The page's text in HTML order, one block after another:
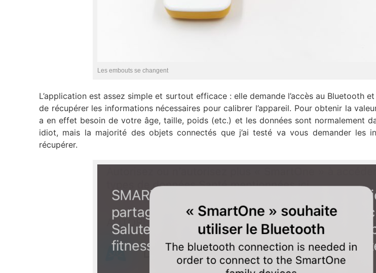
Les embouts se changent
L’application est assez simple et surtout efficace : elle demande l’accès au Bluetooth
de récupérer les informations nécessaires pour calibrer l’appareil. Pour obtenir la
a en effet besoin de votre âge, taille, poids (etc.) et les données sont normalement
idiot, mais la majorité des objets connectés que j’ai testé va vous demander les
récupérer.